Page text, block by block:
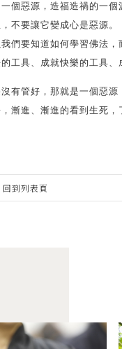
個惡源，造福造禍的一
不要讓它變成心是惡源
們要知道如何學習佛法
工具、成就快樂的工具、
有管好，那就是一個惡源
漸進、漸進的看到生死，
回到列表頁